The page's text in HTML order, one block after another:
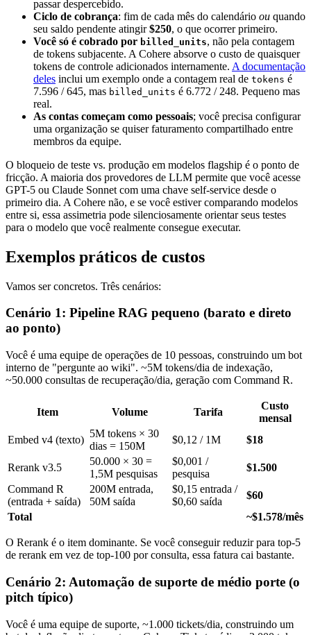
passar despercebido.
Ciclo de cobrança: fim de cada mês do calendário ou quando
seu saldo pendente atingir$250, o que ocorrer primeiro.
Você só é cobrado por billed_units, não pela contagem
de tokens subjacente. A Cohere absorve o custo de quaisquer
tokens de controle adicionados internamente. A documentação
deles inclui um exemplo onde a contagem real de tokens é
7.596 / 645, mas billed_units é 6.772 / 248. Pequeno mas
real.
As contas começam como pessoais; você precisa configurar
uma organização se quiser faturamento compartilhado entre
membros da equipe.
O bloqueio de teste vs. produção em modelos flagship é o ponto de
fricção. A maioria dos provedores de LLM permite que você acesse
GPT-5 ou Claude Sonnet com uma chave self-service desde o
primeiro dia. A Cohere não, e se você estiver comparando modelos
entre si, essa assimetria pode silenciosamente orientar seus testes
para o modelo que você realmente consegue executar.
Exemplos práticos de custos
Vamos ser concretos. Três cenários:
Cenário 1: Pipeline RAG pequeno (barato e direto
ao ponto)
Você é uma equipe de operações de 10 pessoas, construindo um bot
interno de "pergunte ao wiki". ~5M tokens/dia de indexação,
~50.000 consultas de recuperação/dia, geração com Command R.
Item Volume Tarifa
Custo
mensal
Embed v4 (texto)
5M tokens × 30
dias = 150M
$0,12 / 1M $18
Rerank v3.5
50.000 × 30 =
1,5M pesquisas
$0,001 /
pesquisa
$1.500
Command R
(entrada + saída)
200M entrada,
50M saída
$0,15 entrada /
$0,60 saída
$60
Total
~$1.578/mês
O Rerank é o item dominante. Se você conseguir reduzir para top-5
de rerank em vez de top-100 por consulta, essa fatura cai bastante.
Cenário 2: Automação de suporte de médio porte (o
pitch típico)
Você é uma equipe de suporte, ~1.000 tickets/dia, construindo um